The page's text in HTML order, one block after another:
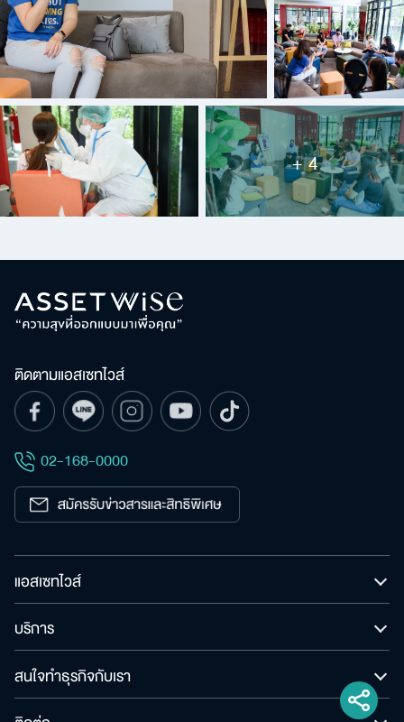
+ 4
ติดตามแอสเซทไวส์
02-168-0000
แอสเซทไวส์
บริการ
สนใจทำธุรกิจกับเรา
ข่าวสารจาก
ส่ง